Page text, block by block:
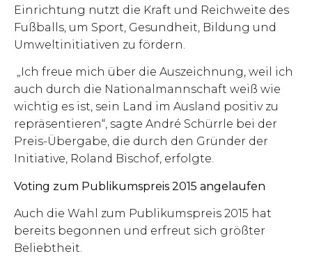
Einrichtung nutzt die Kraft und Reichweite des
Fußballs, um Sport, Gesundheit, Bildung und
Umweltinitiativen zu fördern.
„Ich freue mich über die Auszeichnung, weil ich
auch durch die Nationalmannschaft weiß wie
wichtig es ist, sein Land im Ausland positiv zu
repräsentieren“, sagte André Schürrle bei der
Preis-Übergabe, die durch den Gründer der
Initiative, Roland Bischof, erfolgte.
Voting zum Publikumspreis 2015 angelaufen
Auch die Wahl zum Publikumspreis 2015 hat
bereits begonnen und erfreut sich größter
Beliebtheit.